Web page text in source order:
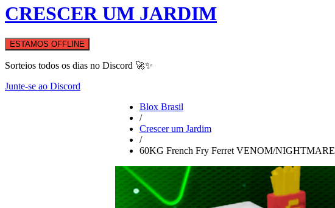
CRESCER UM JARDIM
ESTAMOS OFFLINE
Sorteios todos os dias no Discord 🚀✨
Junte-se ao Discord
Blox Brasil
/
Crescer um Jardim
/
60KG French Fry Ferret VENOM/NIGHTMARE